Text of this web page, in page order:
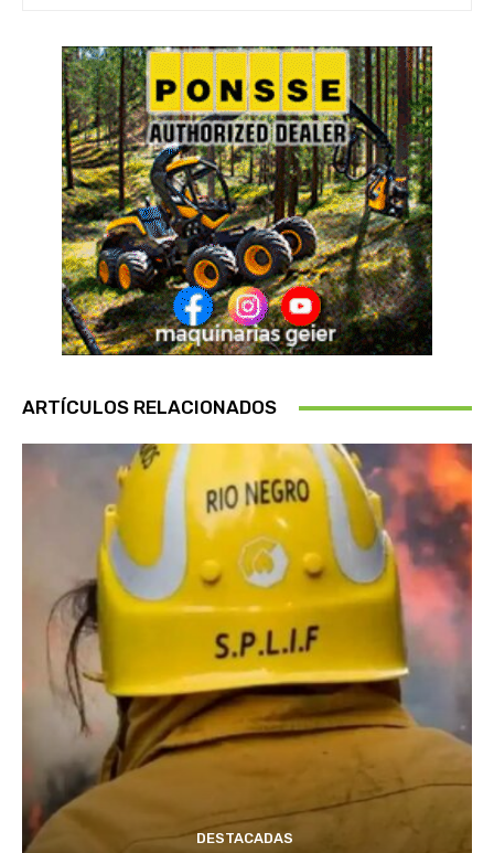
ARTÍCULOS RELACIONADOS
DESTACADAS